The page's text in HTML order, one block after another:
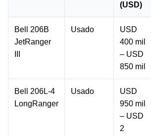
(USD)
Bell 206B
JetRanger
Usado
USD
400 mil
– USD
850 mil
Bell 206L-4
LongRanger
Usado
USD
950 mil
– USD
2